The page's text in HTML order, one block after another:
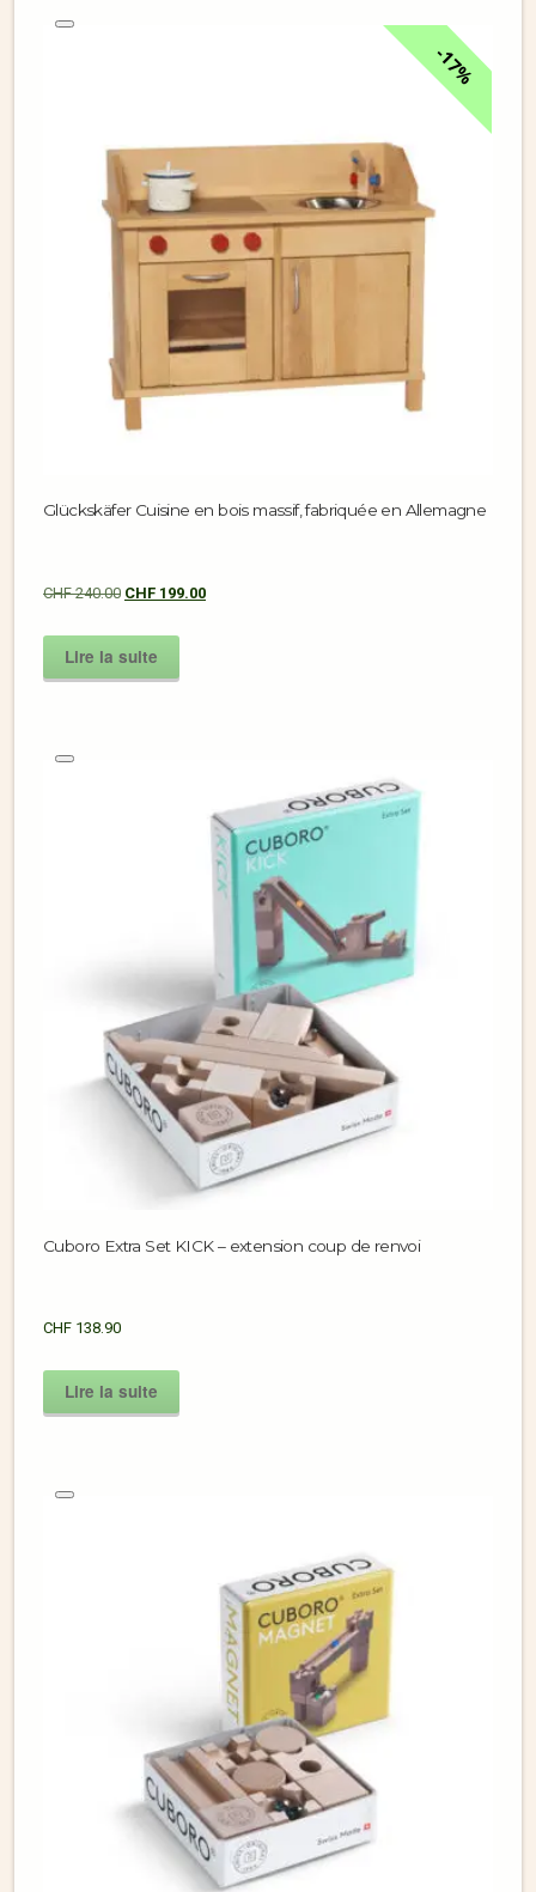
17%
Glückskäfer Cuisine en bois massif, fabriquée en Allemagne
CHF240.00 CHF 199.00
Lire la suite
Cuboro Extra Set KICK – extension coup de renvoi
CHF 138.90
Lire la suite